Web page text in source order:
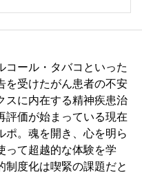
コール・タバコといった
を受けたがん患者の不安
スに内在する精神疾患治
評価が始まっている現在
ポ。魂を開き、心を明ら
って超越的な体験を学
制度化は喫緊の課題だと